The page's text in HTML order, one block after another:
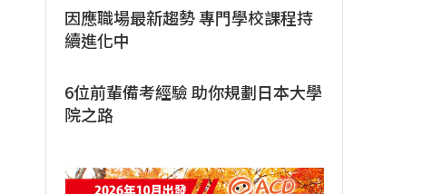
因應職場最新趨勢 專門學校課程持
續進化中
6位前輩備考經驗 助你規劃日本大學
院之路